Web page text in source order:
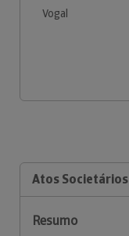
Vogal
Atos Societários
Resumo